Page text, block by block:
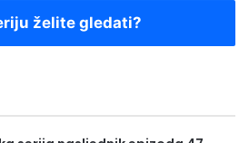
želite gledati?